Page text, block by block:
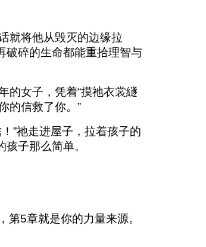
就将他从毁灭的边缘拉
破碎的生命都能重拾理智与
的女子，凭着“摸祂衣裳繸
的信救了你。”
”祂走进屋子，拉着孩子的
子那么简单。
第5章就是你的力量来源。